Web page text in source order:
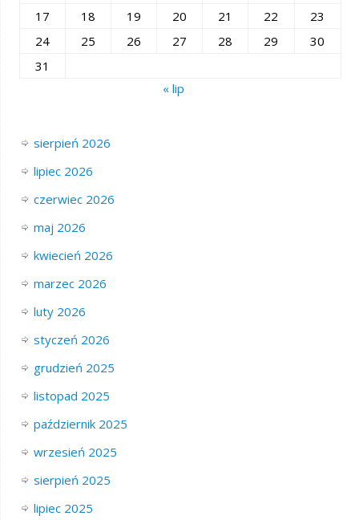
17
18 19 20 21 22
23
24
25 26 27 28 29
30
31
« lip
sierpień 2026
lipiec 2026
czerwiec 2026
maj 2026
kwiecień 2026
marzec 2026
luty 2026
styczeń 2026
grudzień 2025
listopad 2025
październik 2025
wrzesień 2025
sierpień 2025
lipiec 2025